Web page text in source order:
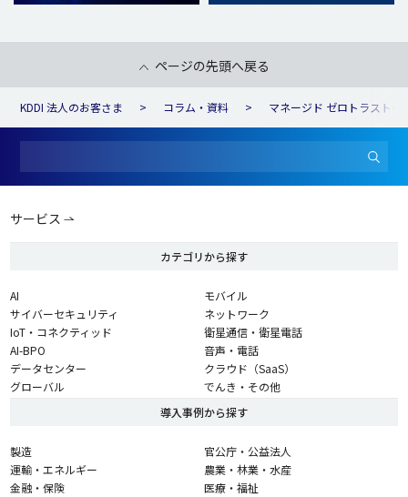
ページの先頭へ戻る
KDDI 法人のお客さま コラム・資料 マネージド ゼロトラストの
サービス
カテゴリから探す
AI
サイバーセキュリティ
IoT・コネクティッド
AI-BPO
データセンター
グローバル
モバイル
ネットワーク
衛星通信・衛星電話
音声・電話
クラウド（SaaS）
でんき・その他
導入事例から探す
製造
運輸・エネルギー
金融・保険
官公庁・公益法人
農業・林業・水産
医療・福祉